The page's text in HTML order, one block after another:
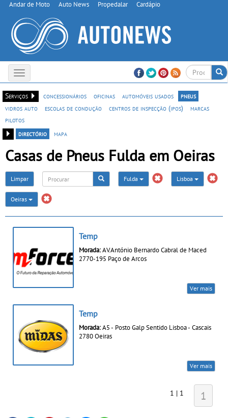
Andar de Moto Auto News Propedalar Cardápio
Toggle
navigation
Serviços
concessionários oficinas automóveis usados
pneus
vidros auto
escolas de condução centros de inspecção (ipos)
marcas
pilotos
directório
mapa
Casas de Pneus Fulda em Oeiras
Limpar Fulda Lisboa
Oeiras
Temp
Morada:AV.António Bernardo Cabral de Maced
2770-195 Paço de Arcos
Ver mais
Temp
Morada:A5 - Posto Galp Sentido Lisboa - Cascais
2780 Oeiras
Ver mais
1 | 1 1